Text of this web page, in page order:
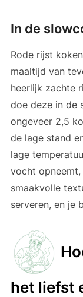
In de
Rode rijst
maaltijd van
heerlijk zachte
doe deze in de
ongeveer 2,5
de lage stand
lage
vocht
smaakvolle
serveren, en je
het liefst